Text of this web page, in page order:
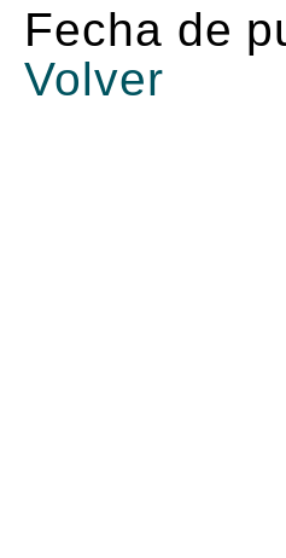
Fecha de
Volver